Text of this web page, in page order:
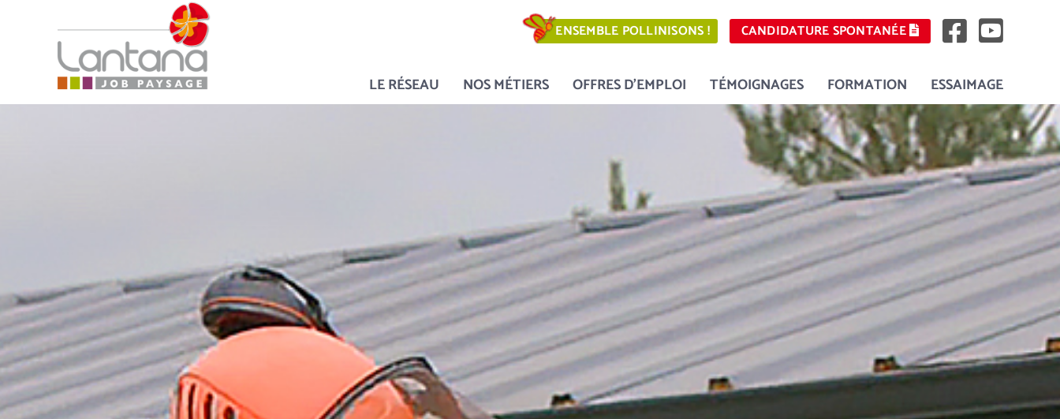
ENSEMBLE POLLINISONS ! CANDIDATURE SPONTANÉE
LE RÉSEAU NOS MÉTIERS OFFRES D’EMPLOI TÉMOIGNAGES FORMATION ESSAIMAGE